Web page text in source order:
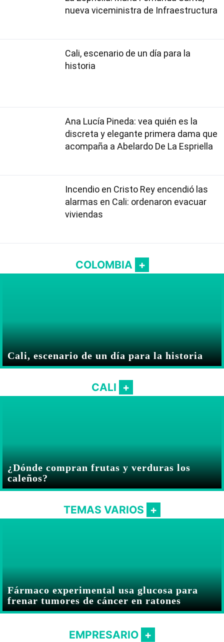
nueva viceministra de Infraestructura
Cali, escenario de un día para la
historia
Ana Lucía Pineda: vea quién es la
discreta y elegante primera dama que
acompaña a Abelardo De La Espriella
Incendio en Cristo Rey encendió las
alarmas en Cali: ordenaron evacuar
viviendas
COLOMBIA
Cali, escenario de un día para la historia
CALI
¿Dónde compran frutas y verduras los
caleños?
TEMAS VARIOS
Fármaco experimental usa glucosa para
frenar tumores de cáncer en ratones
EMPRESARIO